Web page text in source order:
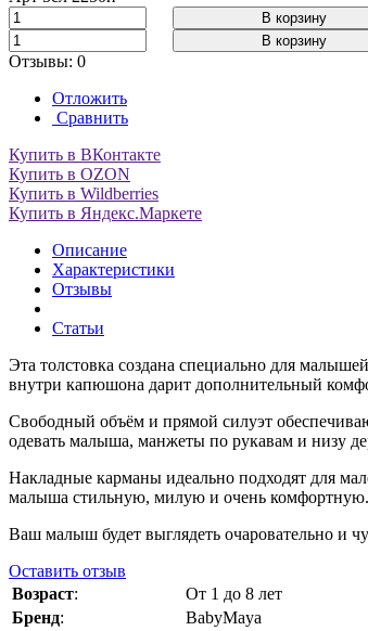
В корзину
В корзину
Отзывы: 0
Отложить
Сравнить
Купить в ВКонтакте
Купить в OZON
Купить в Wildberries
Купить в Яндекс.Маркете
Описание
Характеристики
Отзывы
Статьи
Эта толстовка создана специально для
внутри капюшона дарит дополнительный
Свободный объём и прямой силуэт
одевать малыша, манжеты по рукавам и низу
Накладные карманы идеально подходят для
малыша стильную, милую и очень комфортную.
Ваш малыш будет выглядеть очаровательно и
Оставить отзыв
Возраст:
От 1 до 8 лет
Бренд: BabyMaya